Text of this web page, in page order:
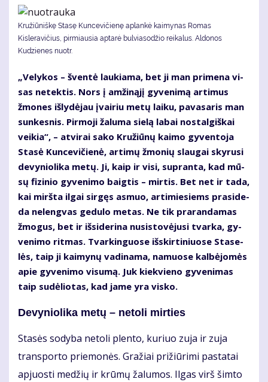
Kružiūniškę Stasę Kuncevičienę aplankė kaimynas Romas
Kisleravičius, pirmiausia aptarė bulviasodžio reikalus. Aldonos
Kudzienes nuotr.
„Ve­ly­kos – šven­tė lau­kia­ma, bet ji man pri­me­na vi­
sas ne­tek­tis. Nors į am­ži­ną­jį gy­ve­ni­mą ar­ti­mus
žmo­nes iš­ly­dė­jau įvai­riu me­tų lai­ku, pa­va­sa­ris man
sun­kes­nis. Pir­mo­ji ža­lu­ma sie­lą la­bai nos­tal­giš­kai
vei­kia“, – at­vi­rai sa­ko Kru­žiū­nų kai­mo gy­ven­to­ja
Sta­sė Kun­ce­vi­čie­nė, ar­ti­mų žmo­nių slau­gai sky­ru­si
de­vy­nio­li­ka me­tų. Ji, kaip ir vi­si, su­pran­ta, kad mū­
sų fi­zi­nio gy­ve­ni­mo baig­tis – mir­tis. Bet net ir ta­da,
kai mirš­ta il­gai sir­gęs as­muo, ar­ti­mie­siems pra­si­de­
da ne­leng­vas ge­du­lo me­tas. Ne tik pra­ran­da­mas
žmo­gus, bet ir iš­si­de­ri­na nu­si­sto­vė­ju­si tvar­ka, gy­
ve­ni­mo rit­mas. Tvar­kin­guo­se iš­skir­ti­niuo­se Sta­se­
lės, taip ji kai­my­nų va­di­na­ma, na­muo­se kal­bė­jo­mės
apie gy­ve­ni­mo vi­su­mą. Juk kiek­vie­no gy­ve­ni­mas
taip su­dė­lio­tas, kad ja­me yra vis­ko.
De­vy­nio­li­ka me­tų – ne­to­li mir­ties
Sta­sės so­dy­ba ne­to­li plen­to, ku­riuo zu­ja ir zu­ja
trans­por­to prie­mo­nės. Gra­žiai pri­žiū­ri­mi pa­sta­tai
ap­juos­ti me­džių ir krū­mų ža­lu­mos. Il­gas virš šim­to